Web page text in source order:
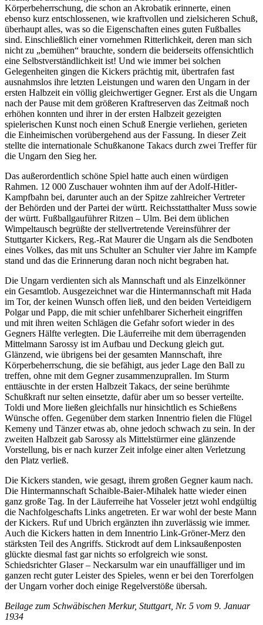
Körperbeherrschung, die schon an Akrobatik erinnerte, einen
ebenso kurz entschlossenen, wie kraftvollen und zielsicheren Schuß,
überhaupt alles, was so die Eigenschaften eines guten Fußballes
sind. Einschließlich einer vornehmen Ritterlichkeit, deren man sich
nicht zu „bemühen“ brauchte, sondern die beiderseits offensichtlich
eine Selbstverständlichkeit ist! Und wie immer bei solchen
Gelegenheiten gingen die Kickers prächtig mit, übertrafen fast
ausnahmslos ihre letzten Leistungen und waren den Ungarn in der
ersten Halbzeit ein völlig gleichwertiger Gegner. Erst als die Ungarn
nach der Pause mit dem größeren Kraftreserven das Zeitmaß noch
erhöhen konnten und ihrer in der ersten Halbzeit gezeigten
spielerischen Kunst noch einen Schuß Energie verliehen, gerieten
die Einheimischen vorübergehend aus der Fassung. In dieser Zeit
stellte die internationale Schußkanone Takacs durch zwei Treffer für
die Ungarn den Sieg her.
Das außerordentlich schöne Spiel hatte auch einen würdigen
Rahmen. 12 000 Zuschauer wohnten ihm auf der Adolf-Hitler-
Kampfbahn bei, darunter auch an der Spitze zahlreicher Vertreter
der Behörden und der Partei der württ. Reichsstatthalter Muss sowie
der württ. Fußballgauführer Ritzen – Ulm. Bei dem üblichen
Wimpeltausch begrüßte der stellvertretende Vereinsführer der
Stuttgarter Kickers, Reg.-Rat Maurer die Ungarn als die Sendboten
eines Volkes, das mit uns Schulter an Schulter vier Jahre im Kampfe
stand und das die Erinnerung daran noch nicht begraben hat.
Die Ungarn verdienten sich als Mannschaft und als Einzelkönner
ein Gesamtlob. Ausgezeichnet war die Hintermannschaft mit Hada
im Tor, der keinen Wunsch offen ließ, und den beiden Verteidigern
Polgar und Papp, die mit schier unfehlbarer Sicherheit eingriffen
und mit ihren weiten Schlägen die Gefahr sofort wieder in des
Gegners Hälfte verlegten. Die Läuferreihe mit dem überragenden
Mittelmann Sarossy ist im Aufbau und Deckung gleich gut.
Glänzend, wie übrigens bei der gesamten Mannschaft, ihre
Körperbeherrschung, die sie befähigt, aus jeder Lage den Ball zu
treffen, ohne mit dem Gegner zusammenzuprallen. Im Sturm
enttäuschte in der ersten Halbzeit Takacs, der seine berühmte
Schußkraft nur selten einsetzte, dafür aber um so besser verteilte.
Toldi und More ließen gleichfalls nur hinsichtlich es Schießens
Wünsche offen. Gegenüber dem starken Innentrio fielen die Flügel
Kemeny und Tänzer etwas ab, ohne jedoch schwach zu sein. In der
zweiten Halbzeit gab Sarossy als Mittelstürmer eine glänzende
Vorstellung, bis er nach kurzer Zeit infolge einer alten Verletzung
den Platz verließ.
Die Kickers standen, wie gesagt, ihrem großen Gegner kaum nach.
Die Hintermannschaft Schaible-Baier-Mihalek hatte wieder einen
ganz große Tag. In der Läuferreihe hat Vosseler jetzt wohl endgültig
die Nachfolgeschafts Links angetreten. Er war wohl der beste Mann
der Kickers. Ruf und Ubrich ergänzten ihn zuverlässig wie immer.
Auch die Kickers hatten in dem Innentrio Link-Gröner-Merz den
stärksten Teil des Angriffs. Stickrodt auf dem Linksaußenposten
glückte diesmal fast gar nichts so erfolgreich wie sonst.
Schiedsrichter Glaser – Neckarsulm war ein unauffälliger und im
ganzen recht guter Leister des Spieles, wenn er bei den Torerfolgen
der Ungarn vorher doch einige Regelverstöße übersah.
Beilage zum Schwäbischen Merkur, Stuttgart, Nr. 5 vom 9. Januar
1934